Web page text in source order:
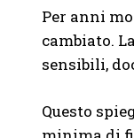
Per anni
cambiato.
sensibili,
Questo